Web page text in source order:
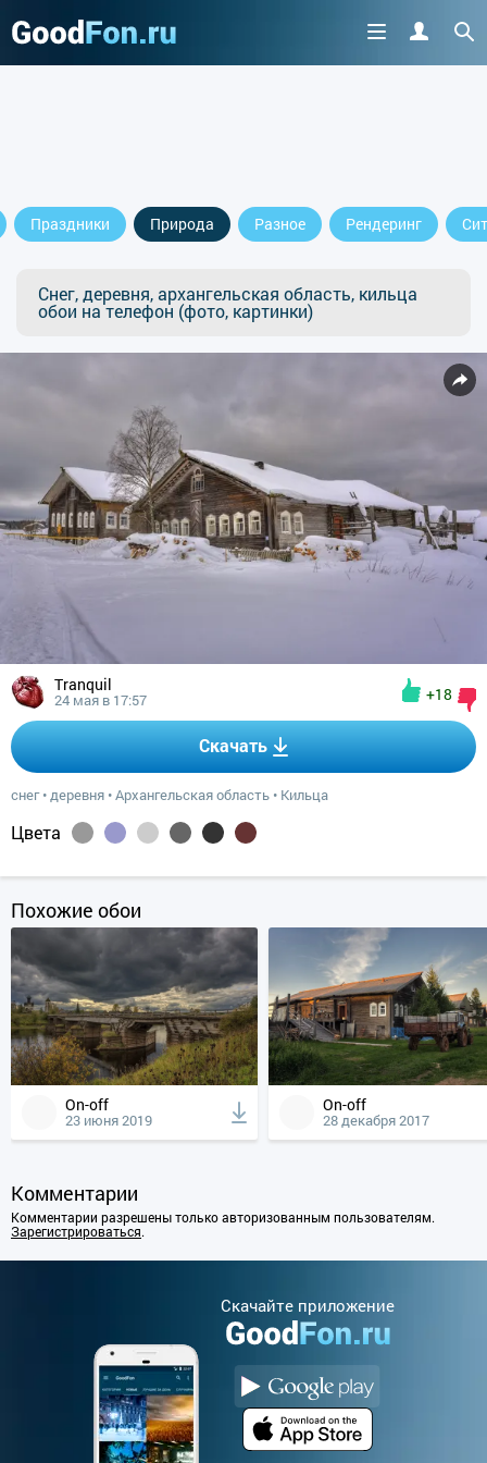
Праздники Природа Разное Рендеринг
Снег, деревня, архангельская область, кильца
обои на телефон (фото, картинки)
Tranquil
24 мая в 17:57 +18
Скачать
снег•деревня •Архангельская область • Кильца
Цвета
Похожие обои
On-off
23 июня 2019
On-off
28 декабря 2017
Комментарии
Комментарии разрешены только авторизованным пользователям.
Зарегистрироваться.
Cкачайте приложение